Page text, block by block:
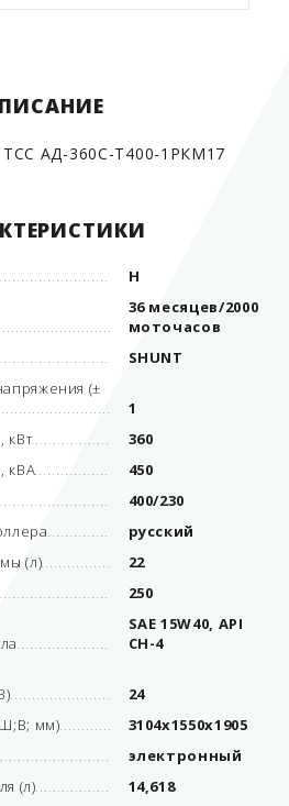
ТСС АД-360С-Т400-1РКМ17
H
36 месяцев/2000
моточасов
SHUNT
(±
1
кВт
360
кВА
450
400/230
русский
(л)
22
250
SAE 15W40, API
CH-4
24
мм)
3104x1550x1905
электронный
(л)
14,618